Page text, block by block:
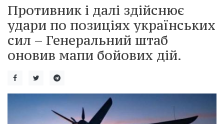
Противник і далі здійснює
удари по позиціях українських
сил – Генеральний штаб
оновив мапи бойових дій.